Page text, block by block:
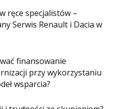
ręce specjalistów –
Serwis Renault i Dacia w
finansowanie
przy wykorzystaniu
wsparcia?